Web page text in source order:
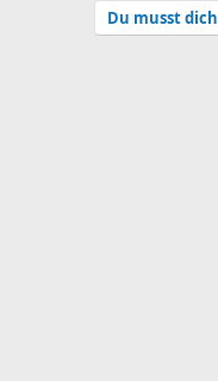
Du musst